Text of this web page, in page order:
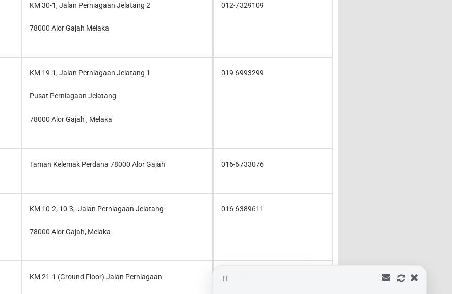
KM 30-1, Jalan Perniagaan Jelatang 2
78000 Alor Gajah Melaka
012-7329109
KM 19-1, Jalan Perniagaan Jelatang 1
Pusat Perniagaan Jelatang
78000 Alor Gajah , Melaka
019-6993299
Taman Kelemak Perdana 78000 Alor Gajah 016-6733076
KM 10-2, 10-3, Jalan Perniagaan Jelatang
78000 Alor Gajah, Melaka
016-6389611
KM 21-1 (Ground Floor) Jalan Perniagaan 018-2994563 /